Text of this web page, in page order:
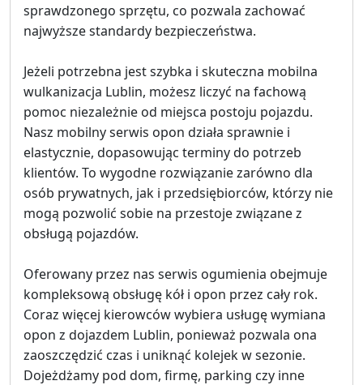
sprawdzonego sprzętu, co pozwala zachować
najwyższe standardy bezpieczeństwa.
Jeżeli potrzebna jest szybka i skuteczna mobilna
wulkanizacja Lublin, możesz liczyć na fachową
pomoc niezależnie od miejsca postoju pojazdu.
Nasz mobilny serwis opon działa sprawnie i
elastycznie, dopasowując terminy do potrzeb
klientów. To wygodne rozwiązanie zarówno dla
osób prywatnych, jak i przedsiębiorców, którzy nie
mogą pozwolić sobie na przestoje związane z
obsługą pojazdów.
Oferowany przez nas serwis ogumienia obejmuje
kompleksową obsługę kół i opon przez cały rok.
Coraz więcej kierowców wybiera usługę wymiana
opon z dojazdem Lublin, ponieważ pozwala ona
zaoszczędzić czas i uniknąć kolejek w sezonie.
Dojeżdżamy pod dom, firmę, parking czy inne